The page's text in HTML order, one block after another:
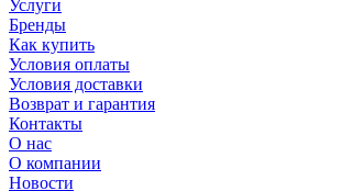
Услуги
Бренды
Как купить
Условия оплаты
Условия доставки
Возврат и гарантия
Контакты
О нас
О компании
Новости